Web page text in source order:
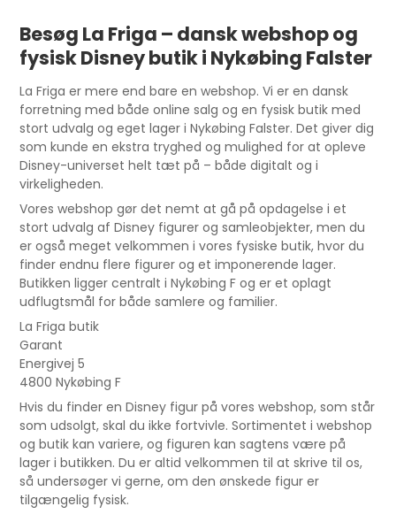
Besøg La Friga – dansk webshop og
fysisk Disney butik i Nykøbing Falster
La Friga er mere end bare en webshop. Vi er en dansk
forretning med både online salg og en fysisk butik med
stort udvalg og eget lager i Nykøbing Falster. Det giver dig
som kunde en ekstra tryghed og mulighed for at opleve
Disney-universet helt tæt på – både digitalt og i
virkeligheden.
Vores webshop gør det nemt at gå på opdagelse i et
stort udvalg af Disney figurer og samleobjekter, men du
er også meget velkommen i vores fysiske butik, hvor du
finder endnu flere figurer og et imponerende lager.
Butikken ligger centralt i Nykøbing F og er et oplagt
udflugtsmål for både samlere og familier.
La Friga butik
Garant
Energivej 5
4800 Nykøbing F
Hvis du finder en Disney figur på vores webshop, som står
som udsolgt, skal du ikke fortvivle. Sortimentet i webshop
og butik kan variere, og figuren kan sagtens være på
lager i butikken. Du er altid velkommen til at skrive til os,
så undersøger vi gerne, om den ønskede figur er
tilgængelig fysisk.